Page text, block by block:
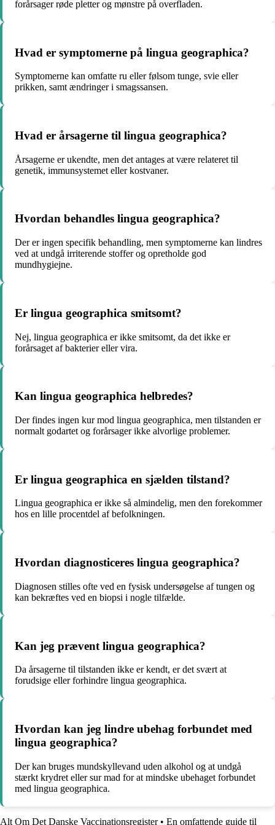
forårsager røde pletter og mønstre på overfladen.
Hvad er symptomerne på lingua geographica?
Symptomerne kan omfatte ru eller følsom tunge, svie eller
prikken, samt ændringer i smagssansen.
Hvad er årsagerne til lingua geographica?
Årsagerne er ukendte, men det antages at være relateret til
genetik, immunsystemet eller kostvaner.
Hvordan behandles lingua geographica?
Der er ingen specifik behandling, men symptomerne kan lindres
ved at undgå irriterende stoffer og opretholde god
mundhygiejne.
Er lingua geographica smitsomt?
Nej, lingua geographica er ikke smitsomt, da det ikke er
forårsaget af bakterier eller vira.
Kan lingua geographica helbredes?
Der findes ingen kur mod lingua geographica, men tilstanden er
normalt godartet og forårsager ikke alvorlige problemer.
Er lingua geographica en sjælden tilstand?
Lingua geographica er ikke så almindelig, men den forekommer
hos en lille procentdel af befolkningen.
Hvordan diagnosticeres lingua geographica?
Diagnosen stilles ofte ved en fysisk undersøgelse af tungen og
kan bekræftes ved en biopsi i nogle tilfælde.
Kan jeg prævent lingua geographica?
Da årsagerne til tilstanden ikke er kendt, er det svært at
forudsige eller forhindre lingua geographica.
Hvordan kan jeg lindre ubehag forbundet med
lingua geographica?
Der kan bruges mundskyllevand uden alkohol og at undgå
stærkt krydret eller sur mad for at mindske ubehaget forbundet
med lingua geographica.
Alt Om Det Danske Vaccinationsregister• En omfattende guide til